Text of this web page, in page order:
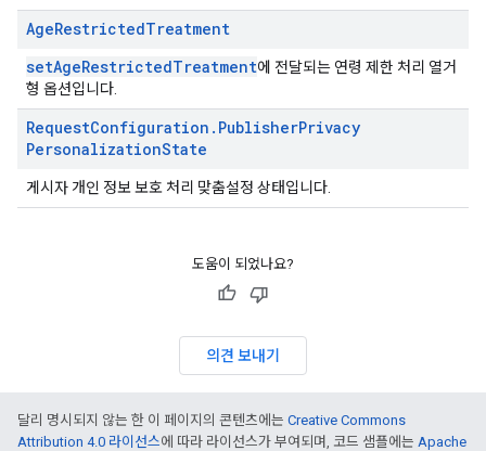
AgeRestrictedTreatment
setAgeRestrictedTreatment에 전달되는 연령 제한 처리 열거
형 옵션입니다.
RequestConfiguration . PublisherPrivacy
PersonalizationState
게시자 개인 정보 보호 처리 맞춤설정 상태입니다.
도움이 되었나요?
의견 보내기
달리 명시되지 않는 한 이 페이지의 콘텐츠에는 Creative Commons
Attribution 4.0 라이선스에 따라 라이선스가 부여되며, 코드 샘플에는 Apache